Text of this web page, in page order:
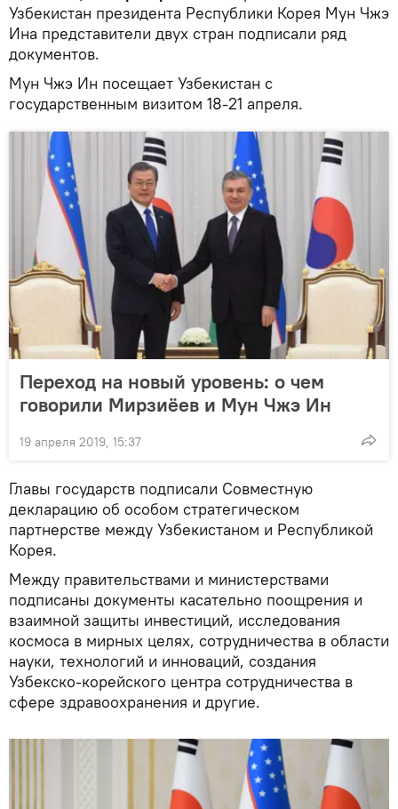
Узбекистан президента Республики Корея Мун Чжэ
Ина представители двух стран подписали ряд
документов.
Мун Чжэ Ин посещает Узбекистан с
государственным визитом 18-21 апреля.
Переход на новый уровень: о чем
говорили Мирзиёев и Мун Чжэ Ин
19 апреля 2019, 15:37
Главы государств подписали Совместную
декларацию об особом стратегическом
партнерстве между Узбекистаном и Республикой
Корея.
Между правительствами и министерствами
подписаны документы касательно поощрения и
взаимной защиты инвестиций, исследования
космоса в мирных целях, сотрудничества в области
науки, технологий и инноваций, создания
Узбекско-корейского центра сотрудничества в
сфере здравоохранения и другие.